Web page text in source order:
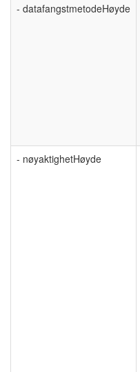
- datafangstmetodeHøyde
- nøyaktighetHøyde